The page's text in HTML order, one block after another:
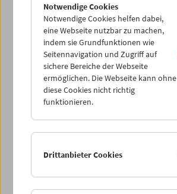
Di 2.5.
Mi 3.5.
Do 4.5.
Sa 6.5.
Notwendige Cookies
Notwendige Cookies helfen dabei,
eine Webseite nutzbar zu machen,
indem sie Grundfunktionen wie
Seitennavigation und Zugriff auf
sichere Bereiche der Webseite
ermöglichen. Die Webseite kann ohne
diese Cookies nicht richtig
funktionieren.
Drittanbieter Cookies